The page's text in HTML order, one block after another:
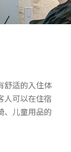
舒适的入住体
人可以在住宿
、儿童用品的